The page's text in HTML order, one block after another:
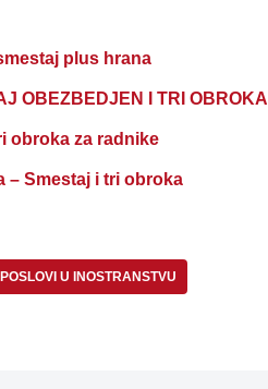
plus hrana
OBEZBEDJEN I TRI OBROKA
obroka za radnike
– Smestaj i tri obroka
POSLOVI U INOSTRANSTVU